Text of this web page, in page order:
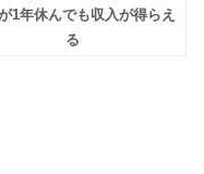
1年休んでも収入が得らえ
る